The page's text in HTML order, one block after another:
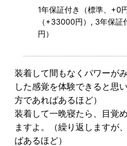
1年保証付き（標準、+0
（+33000円）, 3年保
円）
装着して間もなくパワーが
した感覚を体験できると思
方であればあるほど）
装着して一晩寝たら、目覚
ますよ。（繰り返しますが
ばあるほど）